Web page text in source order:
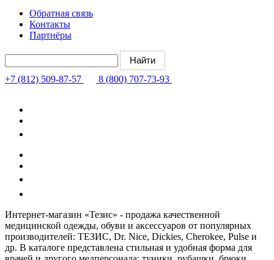
Обратная связь
Контакты
Партнёры
+7 (812) 509-87-57 8 (800) 707-73-93
Интернет-магазин «Тезис» - продажа качественной
медицинской одежды, обуви и аксессуаров от популярных
производителей: ТЕЗИС, Dr. Nice, Dickies, Cherokee, Pulse и
др. В каталоге представлена стильная и удобная форма для